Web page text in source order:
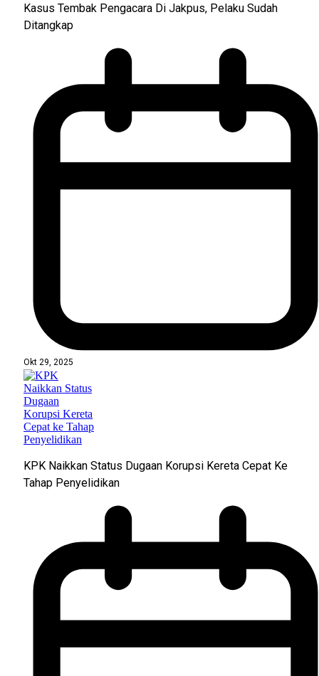
Kasus Tembak Pengacara Di Jakpus, Pelaku Sudah
Ditangkap
Okt 29, 2025
KPK Naikkan Status Dugaan Korupsi Kereta Cepat Ke
Tahap Penyelidikan